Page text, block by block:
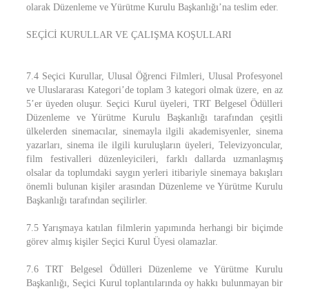
olarak Düzenleme ve Yürütme Kurulu Başkanlığı’na teslim eder.
SEÇİCİ KURULLAR VE ÇALIŞMA KOŞULLARI
7.4 Seçici Kurullar, Ulusal Öğrenci Filmleri, Ulusal Profesyonel
ve Uluslararası Kategori’de toplam 3 kategori olmak üzere, en az
5’er üyeden oluşur. Seçici Kurul üyeleri, TRT Belgesel Ödülleri
Düzenleme ve Yürütme Kurulu Başkanlığı tarafından çeşitli
ülkelerden sinemacılar, sinemayla ilgili akademisyenler, sinema
yazarları, sinema ile ilgili kuruluşların üyeleri, Televizyoncular,
film festivalleri düzenleyicileri, farklı dallarda uzmanlaşmış
olsalar da toplumdaki saygın yerleri itibariyle sinemaya bakışları
önemli bulunan kişiler arasından Düzenleme ve Yürütme Kurulu
Başkanlığı tarafından seçilirler.
7.5 Yarışmaya katılan filmlerin yapımında herhangi bir biçimde
görev almış kişiler Seçici Kurul Üyesi olamazlar.
7.6 TRT Belgesel Ödülleri Düzenleme ve Yürütme Kurulu
Başkanlığı, Seçici Kurul toplantılarında oy hakkı bulunmayan bir